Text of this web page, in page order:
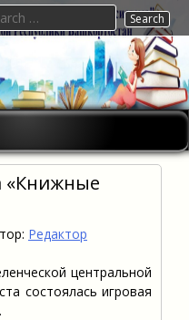
«Книжные
Редактор
центральной
состоялась игровая